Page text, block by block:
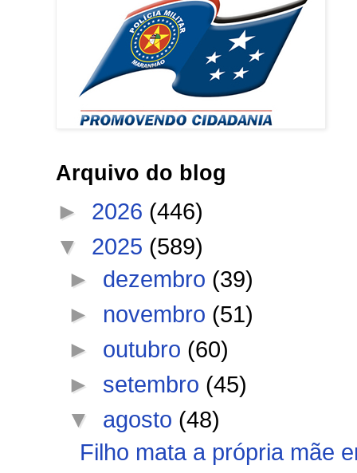
Arquivo do blog
► 2026 (446)
▼ 2025 (589)
► dezembro (39)
► novembro (51)
► outubro (60)
► setembro (45)
▼ agosto (48)
Filho mata a própria mãe